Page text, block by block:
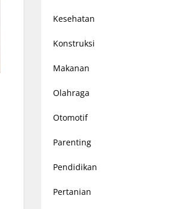
Kesehatan
Konstruksi
Makanan
Olahraga
Otomotif
Parenting
Pendidikan
Pertanian